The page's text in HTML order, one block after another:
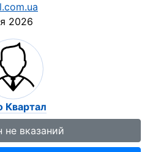
2026
Квартал
не вказаний